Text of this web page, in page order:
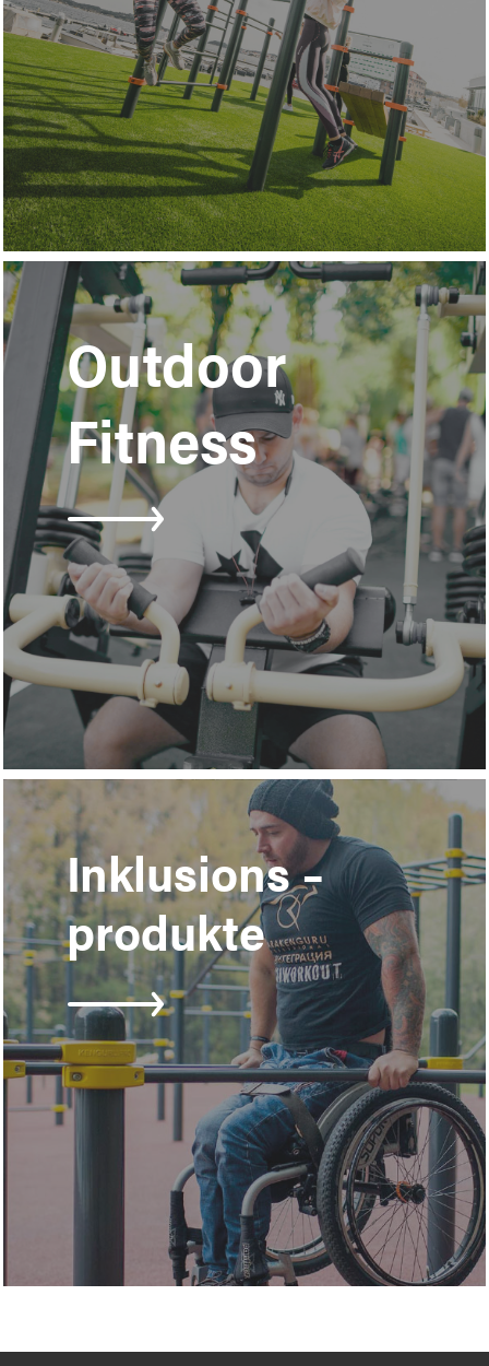
Outdoor
Fitness
Learn
more
Inklusions –
produkte
Learn
more